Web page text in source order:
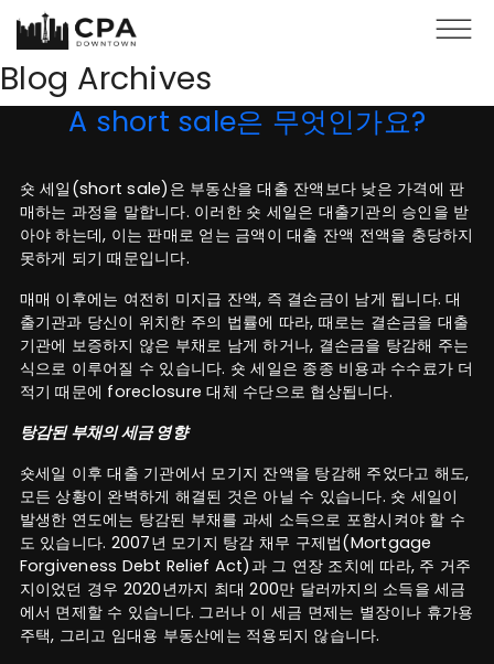
Skip to main content
Blog Archives
A short sale은 무엇인가요?
숏 세일(short sale)은 부동산을 대출 잔액보다 낮은 가격에 판
매하는 과정을 말합니다. 이러한 숏 세일은 대출기관의 승인을 받
아야 하는데, 이는 판매로 얻는 금액이 대출 잔액 전액을 충당하지
못하게 되기 때문입니다.
매매 이후에는 여전히 미지급 잔액, 즉 결손금이 남게 됩니다. 대
출기관과 당신이 위치한 주의 법률에 따라, 때로는 결손금을 대출
기관에 보증하지 않은 부채로 남게 하거나, 결손금을 탕감해 주는
식으로 이루어질 수 있습니다. 숏 세일은 종종 비용과 수수료가 더
적기 때문에 foreclosure 대체 수단으로 협상됩니다.
탕감된 부채의 세금 영향
숏세일 이후 대출 기관에서 모기지 잔액을 탕감해 주었다고 해도,
모든 상황이 완벽하게 해결된 것은 아닐 수 있습니다. 숏 세일이
발생한 연도에는 탕감된 부채를 과세 소득으로 포함시켜야 할 수
도 있습니다. 2007년 모기지 탕감 채무 구제법(Mortgage
Forgiveness Debt Relief Act)과 그 연장 조치에 따라, 주 거주
지이었던 경우 2020년까지 최대 200만 달러까지의 소득을 세금
에서 면제할 수 있습니다. 그러나 이 세금 면제는 별장이나 휴가용
주택, 그리고 임대용 부동산에는 적용되지 않습니다.